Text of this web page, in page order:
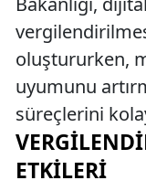
oluştururken,
uyumunu
süreçlerini
ETKILERI